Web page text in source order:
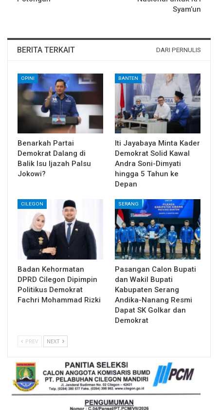
Syam’un
BERITA TERKAIT DARI PERNULIS
OPINI
Benarkah Partai
Demokrat Dalang di
Balik Isu Ijazah Palsu
Jokowi?
BANTEN
Iti Jayabaya Minta Kader
Demokrat Solid Kawal
Andra Soni-Dimyati
hingga 5 Tahun ke
Depan
CILEGON
Badan Kehormatan
DPRD Cilegon Dipimpin
Politikus Demokrat
Fachri Mohammad Rizki
SERANG
Pasangan Calon Bupati
dan Wakil Bupati
Kabupaten Serang
Andika-Nanang Resmi
Dapat SK Golkar dan
Demokrat
PREV NEXT